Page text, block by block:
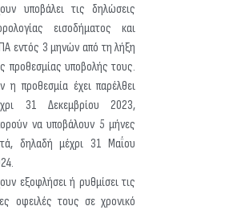
υποβάλει τις δηλώσεις
εισοδήματος και
εντός 3 μηνών από τη λήξη
προθεσμίας υποβολής τους.
η προθεσμία έχει παρέλθει
31 Δεκεμβρίου 2023,
να υποβάλουν 5 μήνες
δηλαδή μέχρι 31 Μαΐου
εξοφλήσει ή ρυθμίσει τις
οφειλές τους σε χρονικό